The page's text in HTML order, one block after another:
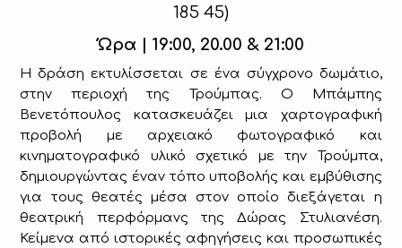
185 45)
Ώρα | 19:00, 20.00 & 21:00
Η δράσηεκτυλίσσεται σε ένα σύγχρονο δωμάτιο,
στην περιοχή της Τρούμπας. Ο Μπάμπης
Βενετόπουλος κατασκευάζει μια χαρτογραφική
προβολή με αρχειακό φωτογραφικό και
κινηματογραφικό υλικό σχετικό με την Τρούμπα,
δημιουργώντας έναν τόπο υποβολής και εμβύθισης
για τους θεατές μέσα στον οποίο διεξάγεται η
θεατρική περφόρμανς της Δώρας Στυλιανέση.
Κείμενα από ιστορικές αφηγήσεις και προσωπικές